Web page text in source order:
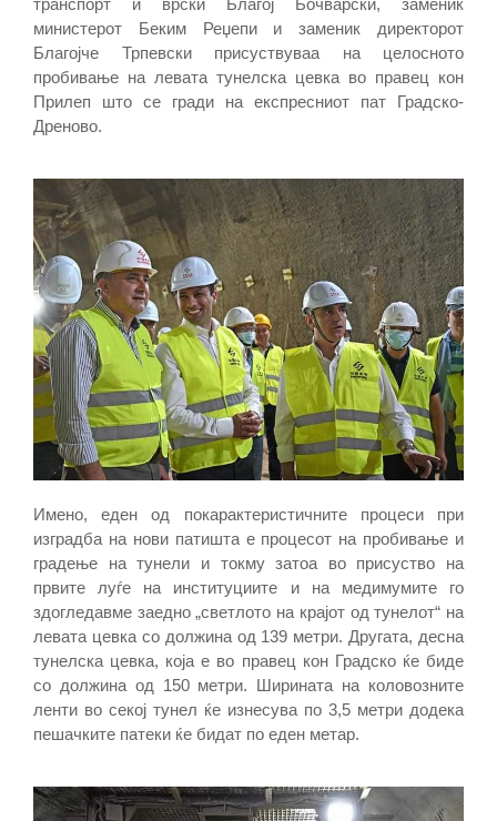
транспорт и врски Благој Бочварски, заменик
министерот Беким Реџепи и заменик директорот
Благојче Трпевски присуствуваа на целосното
пробивање на левата тунелска цевка во правец кон
Прилеп што се гради на експресниот пат Градско-
Дреново.
Имено, еден од покарактеристичните процеси при
изградба на нови патишта е процесот на пробивање и
градење на тунели и токму затоа во присуство на
првите луѓе на институциите и на медимумите го
здогледавме заедно „светлото на крајот од тунелот“ на
левата цевка со должина од 139 метри. Другата, десна
тунелска цевка, која е во правец кон Градско ќе биде
со должина од 150 метри. Ширината на коловозните
ленти во секој тунел ќе изнесува по 3,5 метри додека
пешачките патеки ќе бидат по еден метар.